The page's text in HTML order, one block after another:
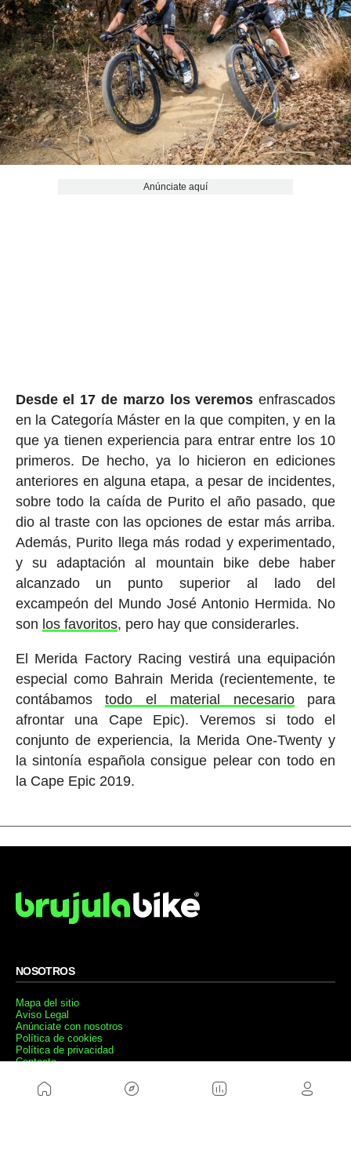
Anúnciate aquí
Desde el 17 de marzo los veremos enfrascados
en la Categoría Máster en la que compiten, y en la
que ya tienen experiencia para entrar entre los 10
primeros. De hecho, ya lo hicieron en ediciones
anteriores en alguna etapa, a pesar de incidentes,
sobre todo la caída de Purito el año pasado, que
dio al traste con las opciones de estar más arriba.
Además, Purito llega más rodad y experimentado,
y su adaptación al mountain bike debe haber
alcanzado un punto superior al lado del
excampeón del Mundo José Antonio Hermida. No
son los favoritos, pero hay que considerarles.
El Merida Factory Racing vestirá una equipación
especial como Bahrain Merida (recientemente, te
contábamostodo el material necesariopara
afrontar una Cape Epic). Veremos si todo el
conjunto de experiencia, la Merida One-Twenty y
la sintonía española consigue pelear con todo en
la Cape Epic 2019.
NOSOTROS
Mapa del sitio
Aviso Legal
Anúnciate con nosotros
Política de cookies
Política de privacidad
Contacto